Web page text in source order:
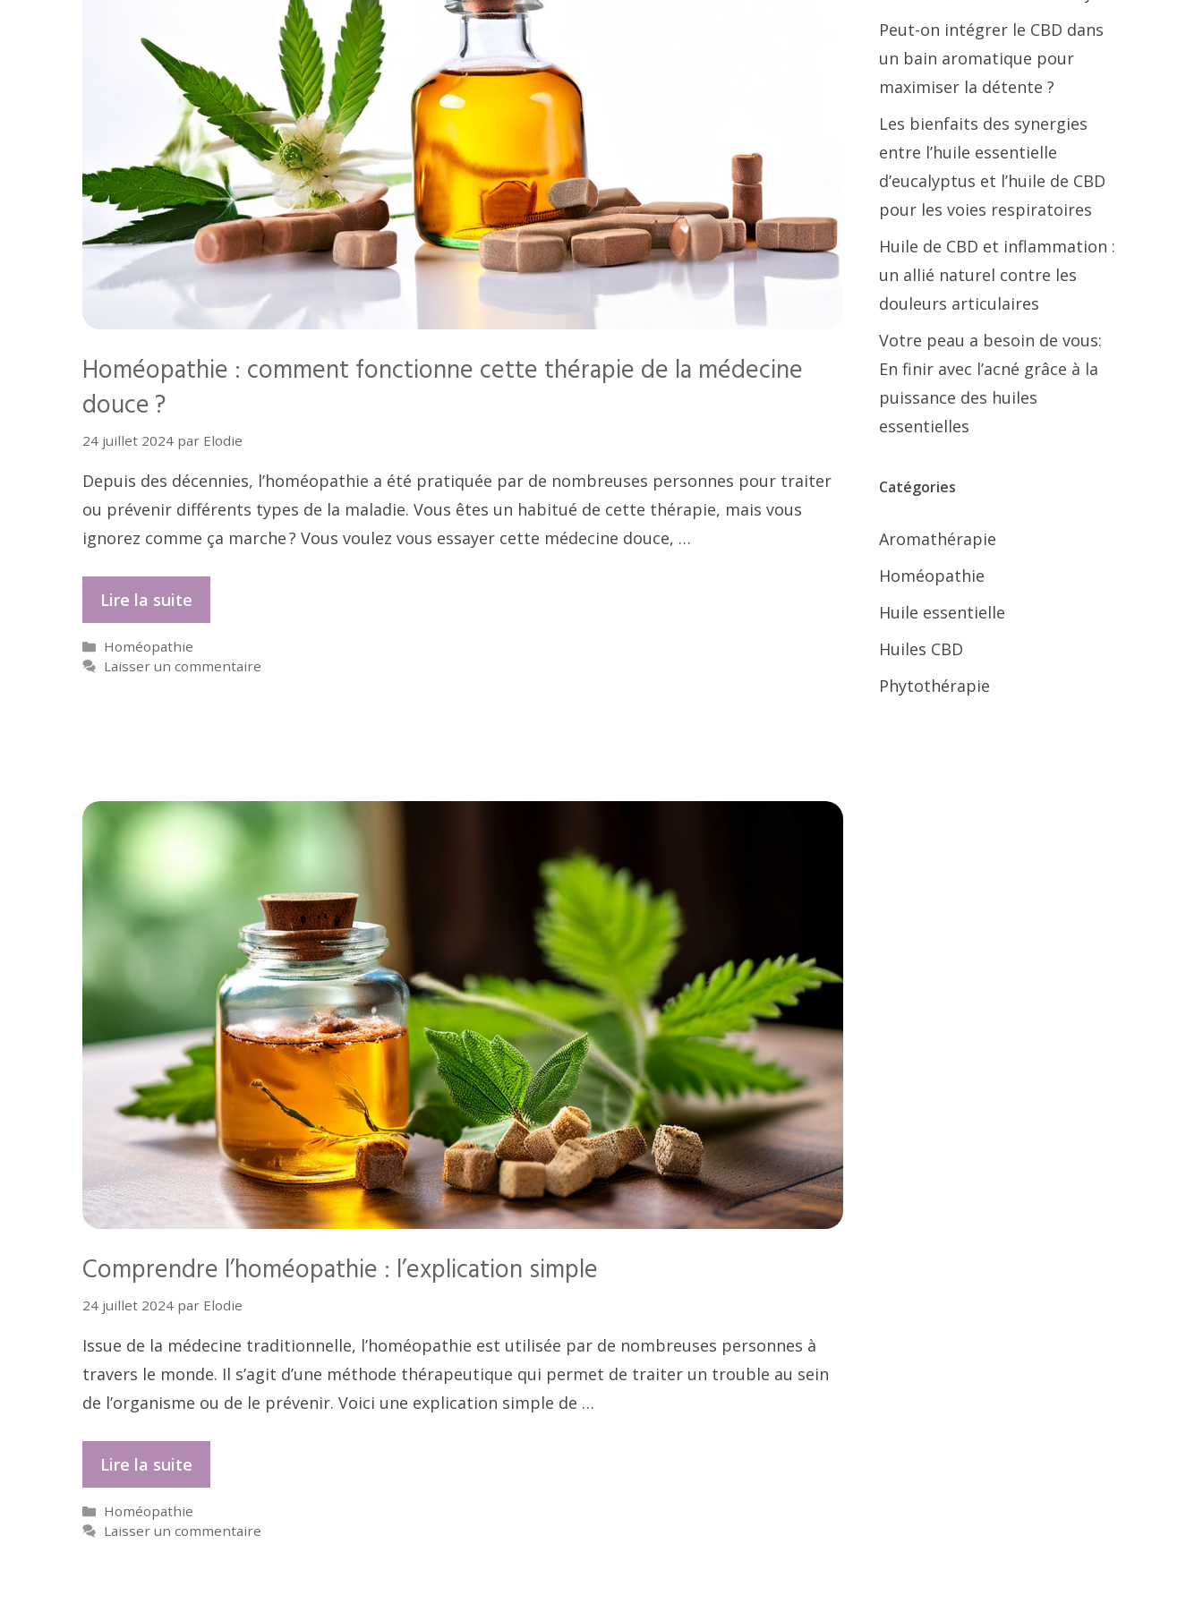
Homéopathie : comment fonctionne cette thérapie de la médecine
douce ?
24 juillet 2024 par Elodie
Depuis des décennies, l’homéopathie a été pratiquée par de nombreuses personnes pour traiter
ou prévenir différents types de la maladie. Vous êtes un habitué de cette thérapie, mais vous
ignorez comme ça marche ? Vous voulez vous essayer cette médecine douce, …
Lire la suite
Catégories
Homéopathie
Laisser un commentaire
Comprendre l’homéopathie : l’explication simple
24 juillet 2024 par Elodie
Issue de la médecine traditionnelle, l’homéopathie est utilisée par de nombreuses personnes à
travers le monde. Il s’agit d’une méthode thérapeutique qui permet de traiter un trouble au sein
de l’organisme ou de le prévenir. Voici une explication simple de …
Lire la suite
Catégories
Homéopathie
Laisser un commentaire
Peut-on intégrer le CBD dans
un bain aromatique pour
maximiser la détente ?
Les bienfaits des synergies
entre l’huile essentielle
d’eucalyptus et l’huile de CBD
pour les voies respiratoires
Huile de CBD et inflammation :
un allié naturel contre les
douleurs articulaires
Votre peau a besoin de vous:
En finir avec l’acné grâce à la
puissance des huiles
essentielles
Catégories
Aromathérapie
Homéopathie
Huile essentielle
Huiles CBD
Phytothérapie